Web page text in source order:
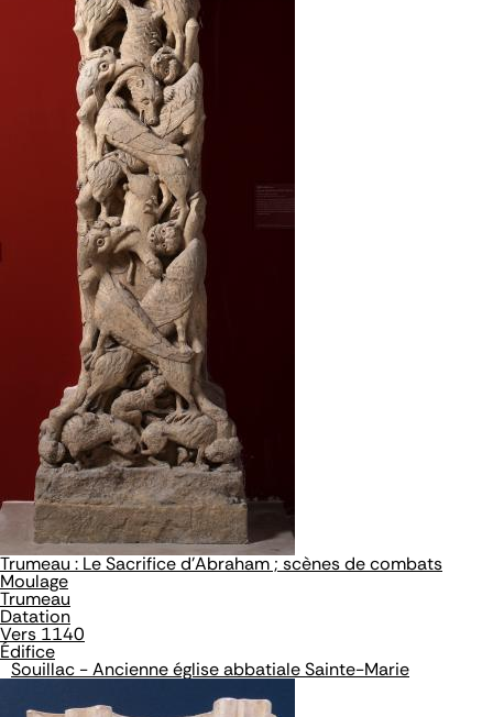
Trumeau : Le Sacrifice d'Abraham ; scènes de combats
Moulage
Trumeau
Datation
Vers 1140
Édifice
Souillac - Ancienne église abbatiale Sainte-Marie